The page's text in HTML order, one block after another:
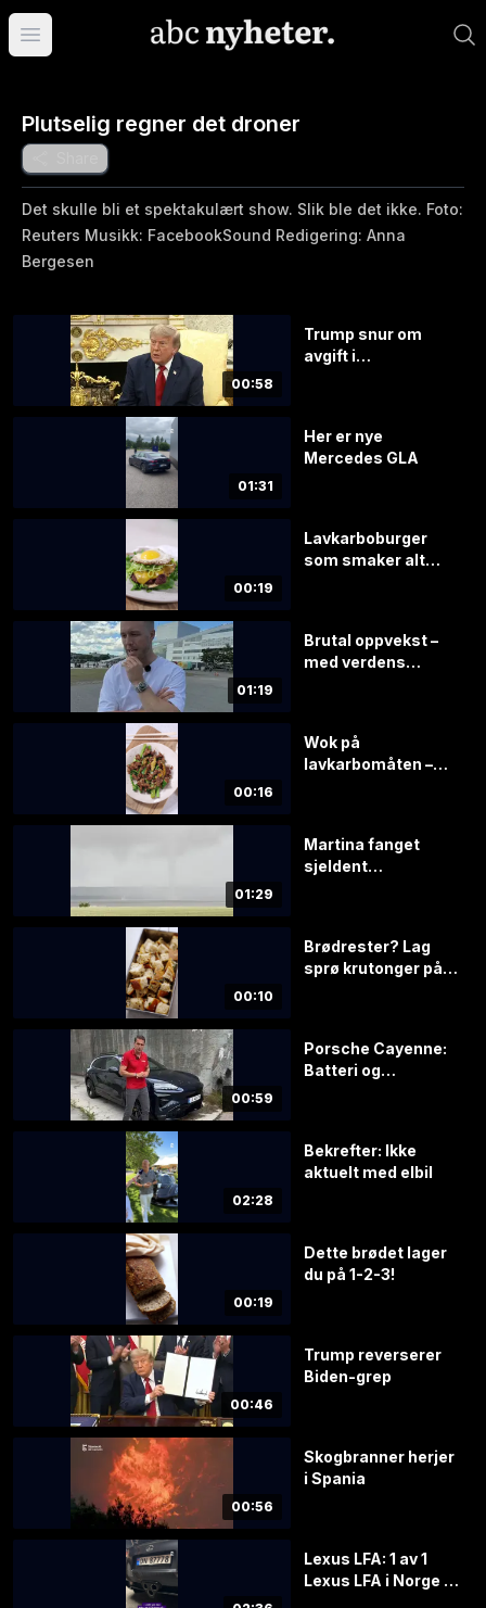
Åpne hovedmeny
Plutselig regner det droner
Det skulle bli et spektakulært show. Slik ble det ikke. Foto:
Reuters Musikk: FacebookSound Redigering: Anna
Bergesen
00:58
Trump snur om
avgift i
01:31
Her er nye
Mercedes GLA
00:19
Lavkarboburger
som smaker alt
01:19
Brutal oppvekst –
med verdens
00:16
Wok på
lavkarbomåten –
01:29
Martina fanget
sjeldent
00:10
Brødrester? Lag
sprø krutonger på 1–
00:59
Porsche Cayenne:
Batteri og
02:28
Bekrefter: Ikke
aktuelt med elbil
00:19
Dette brødet lager
du på 1-2-3!
00:46
Trump reverserer
Biden-grep
00:56
Skogbranner herjer
i Spania
Lexus LFA: 1 av 1
Lexus LFA i Norge til